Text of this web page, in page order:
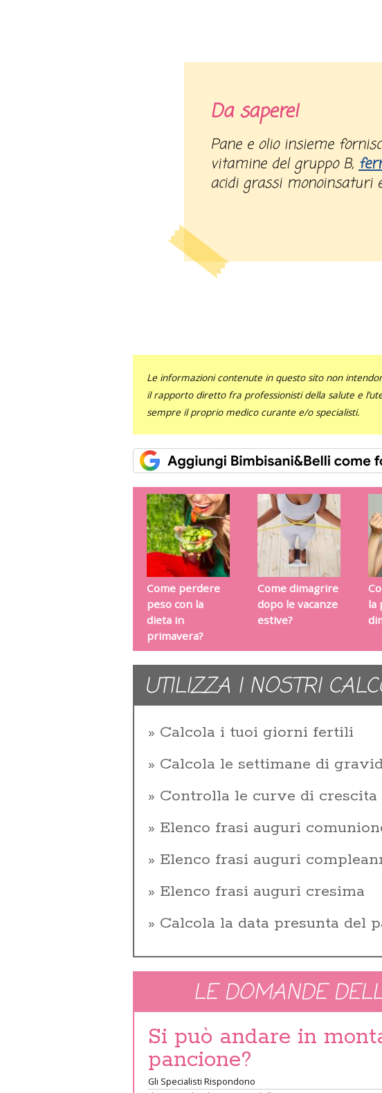
Da sapere!
Pane e olio insieme
vitamine del gruppo B,
acidi grassi monoinsaturi
Le informazioni contenute in questo sito non
il rapporto diretto fra professionisti della salute e
sempre il proprio medico curante e/o specialisti.
Come perdere
peso con la
dieta in
primavera?
Come dimagrire
dopo le vacanze
estive?
la
UTILIZZA I NOSTRI
Calcola i tuoi giorni fertili
Calcola le settimane di
Controlla le curve di
Elenco frasi auguri
Elenco frasi auguri
Elenco frasi auguri cresima
Calcola la data presunta del
LE DOMANDE
Si può andare in
pancione?
Gli Specialisti Rispondono